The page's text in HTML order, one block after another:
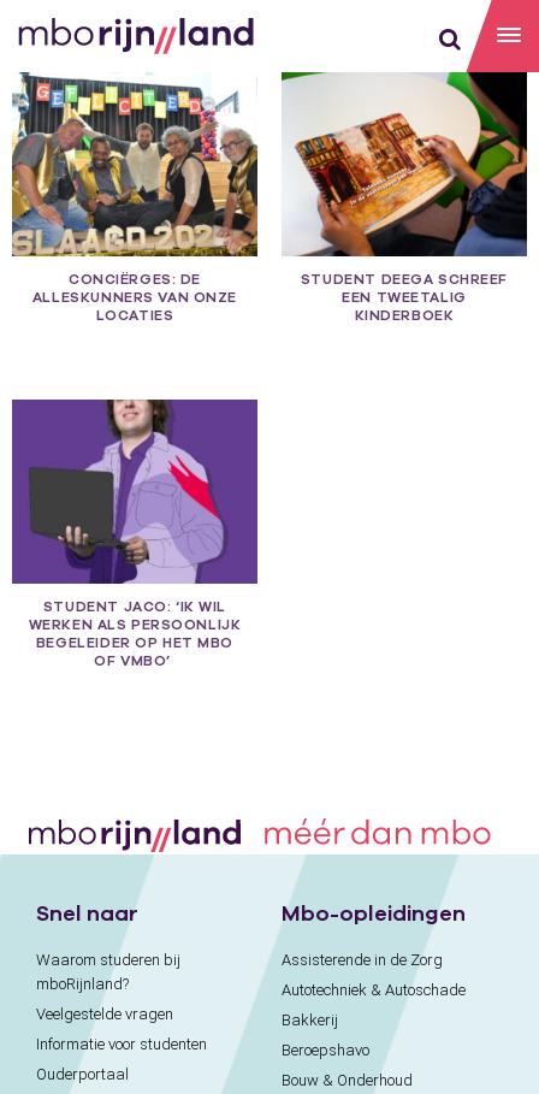
SERVICEMEDEWERKER
CONCIËRGES: DE
ALLESKUNNERS VAN ONZE
LOCATIES
STUDENT DEEGA SCHREEF
EEN TWEETALIG
KINDERBOEK
STUDENT JACO: ‘IK WIL
WERKEN ALS PERSOONLIJK
BEGELEIDER OP HET MBO
OF VMBO’
Snel naar
Waarom studeren bij
mboRijnland?
Veelgestelde vragen
Informatie voor studenten
Ouderportaal
Mbo-opleidingen
Assisterende in de Zorg
Autotechniek & Autoschade
Bakkerij
Beroepshavo
Bouw & Onderhoud